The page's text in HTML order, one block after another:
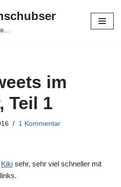
im
Teil 1
1 Kommentar
Kiki sehr, sehr viel schneller mit